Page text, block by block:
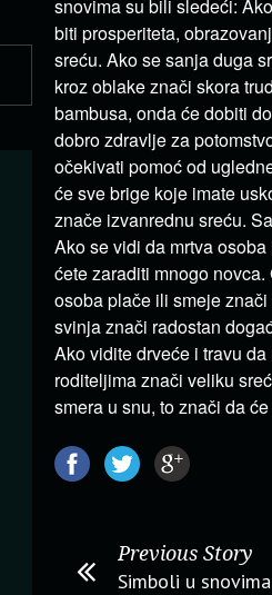
snovima su bili sledeći:
biti prosperiteta,
sreću. Ako se sanja duga
kroz oblake znači skora
bambusa, onda će dobiti
dobro zdravlje za
očekivati pomoć od
će sve brige koje imate
znače izvanrednu sreću.
Ako se vidi da mrtva
ćete zaraditi mnogo
osoba plače ili smeje
svinja znači radostan
Ako vidite drveće i travu
roditeljima znači veliku
smera u snu, to znači da
Previous Story
Simboli u snovima